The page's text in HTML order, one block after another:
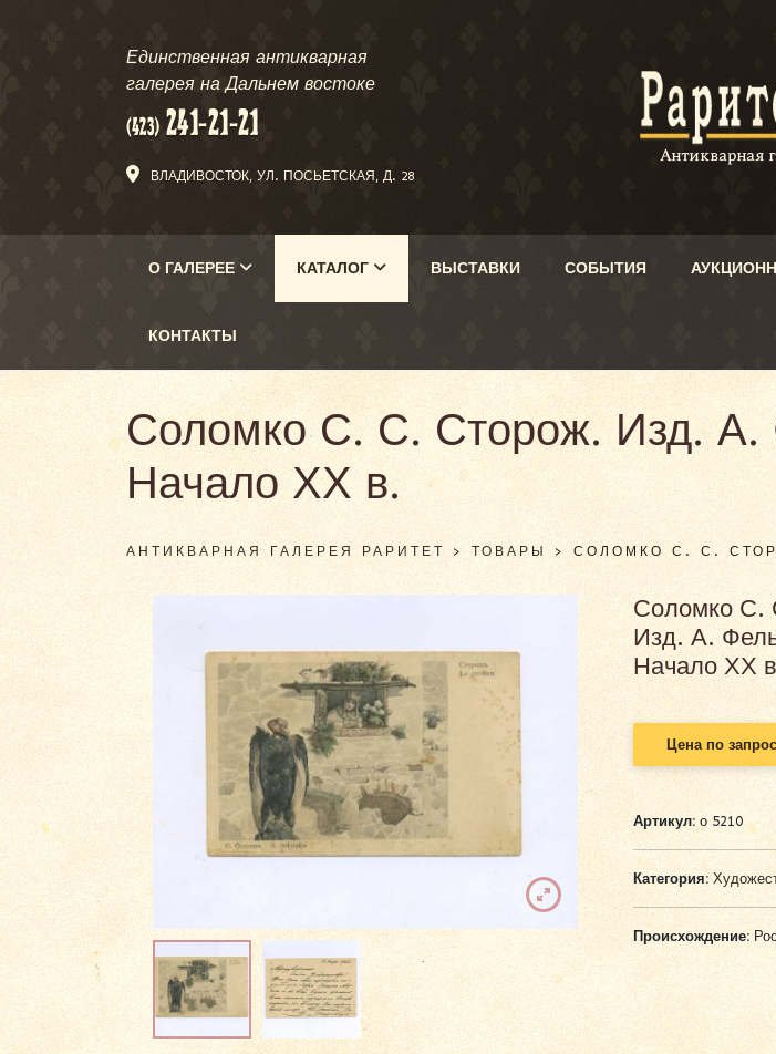
Единственная антикварная
галерея на Дальнем востоке
ВЛАДИВОСТОК, УЛ. ПОСЬЕТСКАЯ, Д. 28
О ГАЛЕРЕЕ КАТАЛОГ ВЫСТАВКИ СОБЫТИЯ
КОНТАКТЫ
Соломко С. С. Сторож. Изд.
Начало ХХ в.
АНТИКВАРНАЯ ГАЛЕРЕЯ РАРИТЕТ>ТОВАРЫ >СОЛОМКО С. С.
Соломко С.
Изд. А.
Начало ХХ
Цена по
Артикул: о 5210
Категория:
Происхождение: